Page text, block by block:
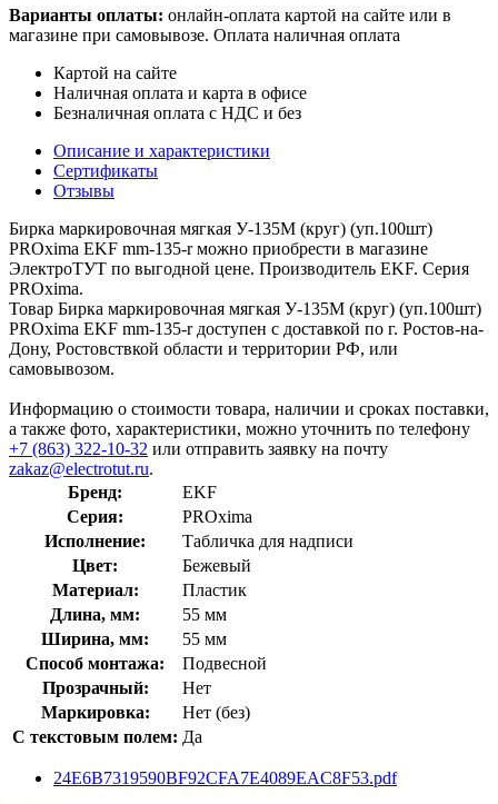
Варианты оплаты: онлайн-оплата картой на сайте или в
магазине при самовывозе. Оплата наличная оплата
Картой на сайте
Наличная оплата и карта в офисе
Безналичная оплата с НДС и без
Описание и характеристики
Сертификаты
Отзывы
Бирка маркировочная мягкая У-135М (круг) (уп.100шт)
PROxima EKF mm-135-r можно приобрести в магазине
ЭлектроТУТ по выгодной цене. Производитель EKF. Серия
PROxima.
Товар Бирка маркировочная мягкая У-135М (круг) (уп.100шт)
PROxima EKF mm-135-r доступен с доставкой по г. Ростов-на-
Дону, Ростовствкой области и территории РФ, или
самовывозом.
Информацию о стоимости товара, наличии и сроках поставки,
а также фото, характеристики, можно уточнить по телефону
+7 (863) 322-10-32 или отправить заявку на почту
zakaz@electrotut.ru.
Бренд:
EKF
Серия:
PROxima
Исполнение:
Табличка для надписи
Цвет:
Бежевый
Материал:
Пластик
Длина, мм:
55 мм
Ширина, мм:
55 мм
Способ монтажа:
Подвесной
Прозрачный:
Нет
Маркировка:
Нет (без)
С текстовым полем: Да
24E6B7319590BF92CFA7E4089EAC8F53.pdf